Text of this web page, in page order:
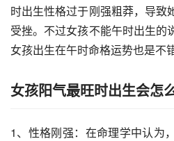
时出生性格过于刚强粗莽，导致
受挫。不过女孩不能午时出生的
女孩出生在午时命格运势也是不
女孩阳气最旺时出生会怎
1、性格刚强：在命理学中认为